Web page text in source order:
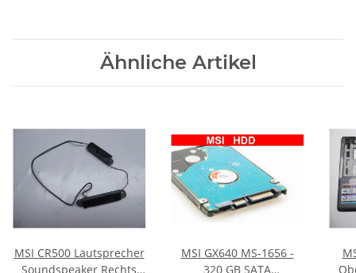
Ähnliche Artikel
MSI CR500 Lautsprecher
Soundspeaker Rechts
MSI GX640 MS-1656 -
320 GB SATA